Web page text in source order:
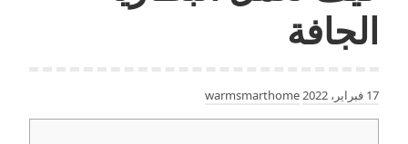
الجافة
17 فبراير، 2022 warmsmarthome